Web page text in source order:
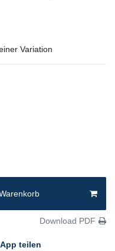
Variation
Download PDF
teilen